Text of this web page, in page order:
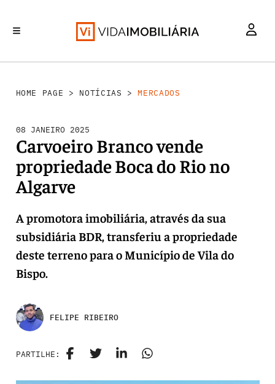
HOME PAGE > NOTÍCIAS >MERCADOS
08 JANEIRO 2025
Carvoeiro Branco vende
propriedade Boca do Rio no
Algarve
A promotora imobiliária, através da sua
subsidiária BDR, transferiu a propriedade
deste terreno para o Município de Vila do
Bispo.
FELIPE RIBEIRO
PARTILHE: